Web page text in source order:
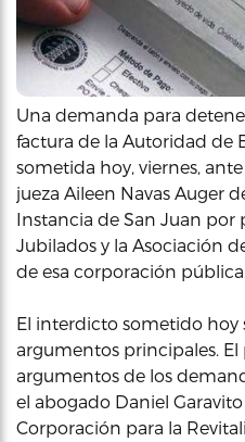
Una demanda para
factura de la Autoridad de
sometida hoy, viernes,
jueza Aileen Navas Auger
Instancia de San Juan por
Jubilados y la Asociación
de esa corporación pública.
El interdicto sometido hoy
argumentos principales.
argumentos de los
el abogado Daniel
Corporación para la